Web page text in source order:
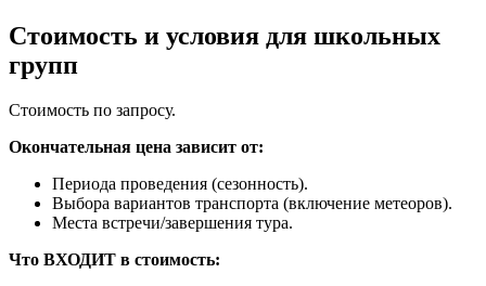
Стоимость и условия для школьных
групп
Стоимость по запросу.
Окончательная цена зависит от:
Периода проведения (сезонность).
Выбора вариантов транспорта (включение метеоров).
Места встречи/завершения тура.
Что ВХОДИТ в стоимость: